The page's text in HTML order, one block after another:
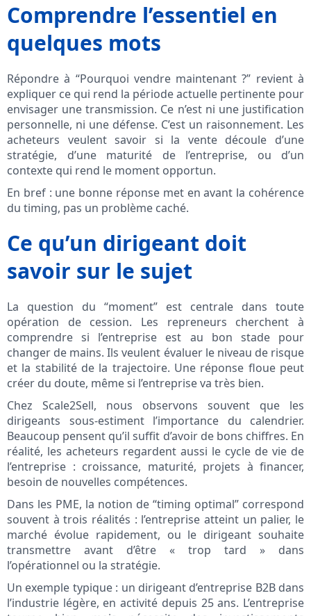
Comprendre l’essentiel en
quelques mots
Répondre à “Pourquoi vendre maintenant ?” revient à
expliquer ce qui rend la période actuelle pertinente pour
envisager une transmission. Ce n’est ni une justification
personnelle, ni une défense. C’est un raisonnement. Les
acheteurs veulent savoir si la vente découle d’une
stratégie, d’une maturité de l’entreprise, ou d’un
contexte qui rend le moment opportun.
En bref : une bonne réponse met en avant la cohérence
du timing, pas un problème caché.
Ce qu’un dirigeant doit
savoir sur le sujet
La question du “moment” est centrale dans toute
opération de cession. Les repreneurs cherchent à
comprendre si l’entreprise est au bon stade pour
changer de mains. Ils veulent évaluer le niveau de risque
et la stabilité de la trajectoire. Une réponse floue peut
créer du doute, même si l’entreprise va très bien.
Chez Scale2Sell, nous observons souvent que les
dirigeants sous-estiment l’importance du calendrier.
Beaucoup pensent qu’il suffit d’avoir de bons chiffres. En
réalité, les acheteurs regardent aussi le cycle de vie de
l’entreprise : croissance, maturité, projets à financer,
besoin de nouvelles compétences.
Dans les PME, la notion de “timing optimal” correspond
souvent à trois réalités : l’entreprise atteint un palier, le
marché évolue rapidement, ou le dirigeant souhaite
transmettre avant d’être « trop tard » dans
l’opérationnel ou la stratégie.
Un exemple typique : un dirigeant d’entreprise B2B dans
l’industrie légère, en activité depuis 25 ans. L’entreprise